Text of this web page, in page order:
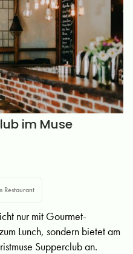
im Muse
Restaurant
nur mit Gourmet-
Lunch, sondern bietet am
Supperclub an.